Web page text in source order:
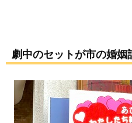
劇中のセットが市の婚姻